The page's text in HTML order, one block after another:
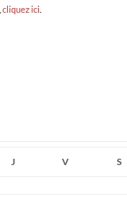
cliquez ici
J V S